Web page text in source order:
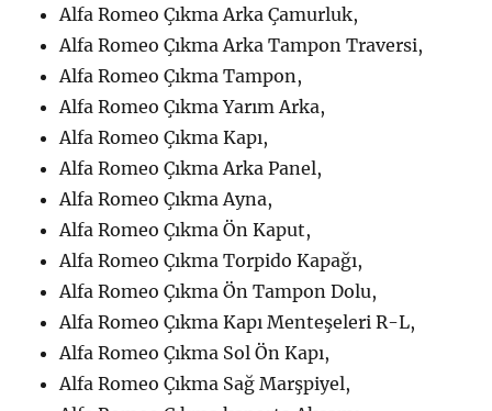
Alfa Romeo Çıkma Arka Çamurluk,
Alfa Romeo Çıkma Arka Tampon Traversi,
Alfa Romeo Çıkma Tampon,
Alfa Romeo Çıkma Yarım Arka,
Alfa Romeo Çıkma Kapı,
Alfa Romeo Çıkma Arka Panel,
Alfa Romeo Çıkma Ayna,
Alfa Romeo Çıkma Ön Kaput,
Alfa Romeo Çıkma Torpido Kapağı,
Alfa Romeo Çıkma Ön Tampon Dolu,
Alfa Romeo Çıkma Kapı Menteşeleri R-L,
Alfa Romeo Çıkma Sol Ön Kapı,
Alfa Romeo Çıkma Sağ Marşpiyel,